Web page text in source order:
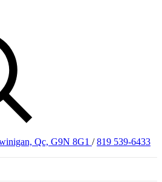
Qc, G9N 8G1 / 819 539-6433